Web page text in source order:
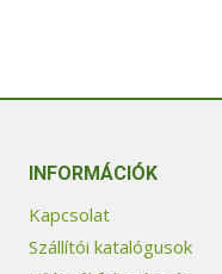
INFORMÁCIÓK
Kapcsolat
Szállítói katalógusok